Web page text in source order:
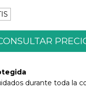
durante toda la